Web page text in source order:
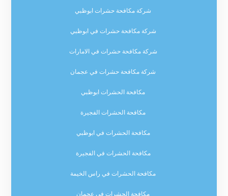
شركة مكافحة حشرات ابوظبي
شركة مكافحة حشرات في ابوظبي
شركة مكافحة حشرات في الامارات
شركة مكافحة حشرات في عجمان
مكافحة الحشرات ابوظبي
مكافحة الحشرات الفجيرة
مكافحة الحشرات في ابوظبي
مكافحة الحشرات في الفجيرة
مكافحة الحشرات في راس الخيمة
مكافحة الحشرات في عجمان